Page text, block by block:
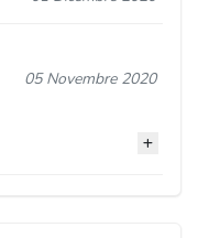
05 Novembre 2020